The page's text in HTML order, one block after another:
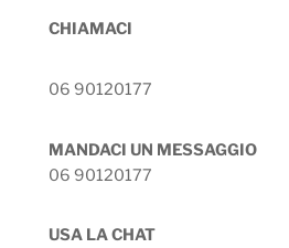
CHIAMACI
06 90120177
MANDACI UN MESSAGGIO
06 90120177
USA LA CHAT